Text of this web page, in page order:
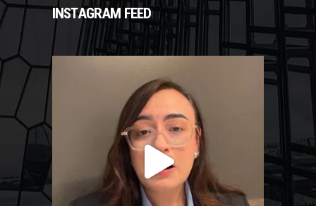
INSTAGRAM FEED